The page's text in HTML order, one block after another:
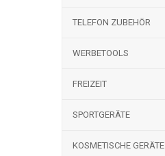
TELEFON ZUBEHÖR
WERBETOOLS
FREIZEIT
SPORTGERÄTE
KOSMETISCHE GERÄTE